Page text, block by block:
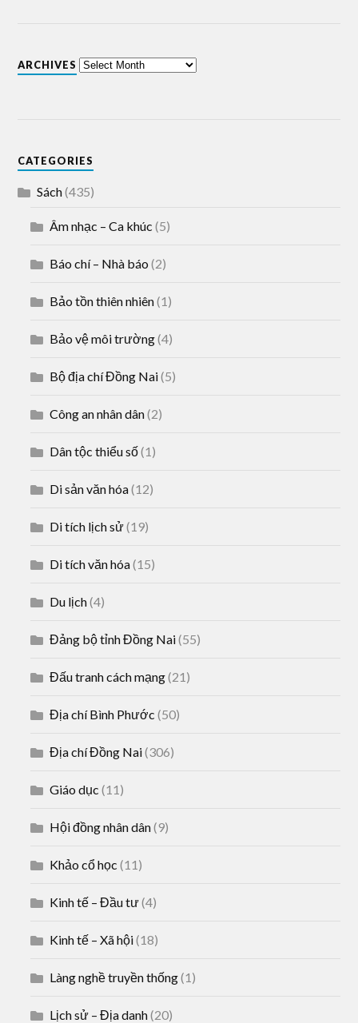
ARCHIVES
CATEGORIES
Sách(435)
Âm nhạc – Ca khúc (5)
Báo chí – Nhà báo (2)
Bảo tồn thiên nhiên(1)
Bảo vệ môi trường(4)
Bộ địa chí Đồng Nai(5)
Công an nhân dân(2)
Dân tộc thiểu số(1)
Di sản văn hóa(12)
Di tích lịch sử(19)
Di tích văn hóa(15)
Du lịch(4)
Đảng bộ tỉnh Đồng Nai(55)
Đấu tranh cách mạng(21)
Địa chí Bình Phước (50)
Địa chí Đồng Nai(306)
Giáo dục (11)
Hội đồng nhân dân(9)
Khảo cổ học (11)
Kinh tế – Đầu tư(4)
Kinh tế – Xã hội(18)
Làng nghề truyền thống(1)
Lịch sử – Địa danh(20)